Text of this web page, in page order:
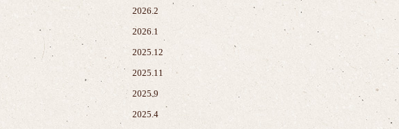
2026.2
2026.1
2025.12
2025.11
2025.9
2025.4